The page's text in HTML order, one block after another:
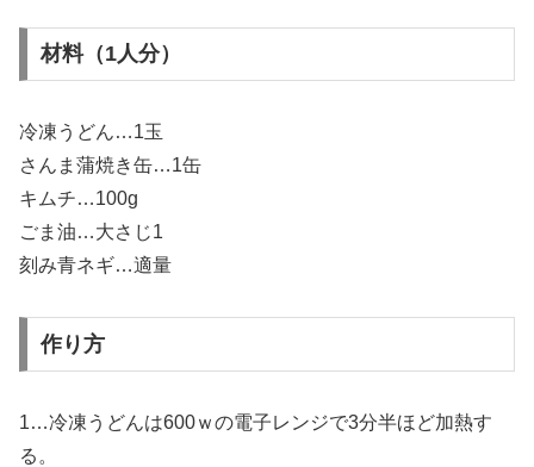
材料（1人分）
冷凍うどん…1玉
さんま蒲焼き缶…1缶
キムチ…100g
ごま油…大さじ1
刻み青ネギ…適量
作り方
1…冷凍うどんは600ｗの電子レンジで3分半ほど加熱す
る。